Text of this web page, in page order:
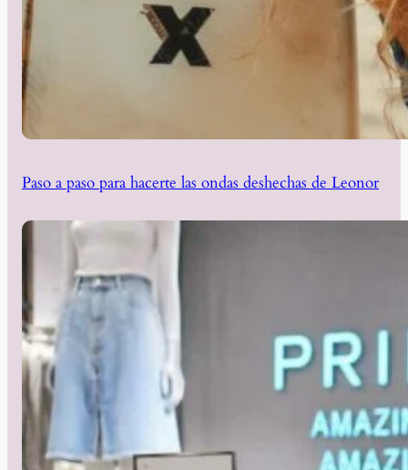
Paso a paso para hacerte las ondas deshechas de Leonor